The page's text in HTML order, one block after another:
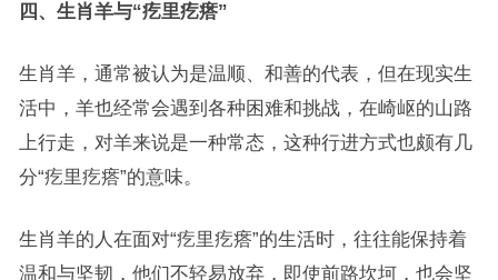
四、生肖羊与“疙里疙瘩”
生肖羊，通常被认为是温顺、和善的代表，但在现实生
活中，羊也经常会遇到各种困难和挑战，在崎岖的山路
上行走，对羊来说是一种常态，这种行进方式也颇有几
分“疙里疙瘩”的意味。
生肖羊的人在面对“疙里疙瘩”的生活时，往往能保持着
温和与坚韧，他们不轻易放弃，即使前路坎坷，也会坚